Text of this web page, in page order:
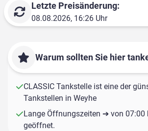
Letzte Preisänderung:
08.08.2026, 16:26 Uhr
Warum sollten Sie hier
CLASSIC Tankstelle ist eine der
Tankstellen in Weyhe
Lange Öffnungszeiten ➔ von 07:00
geöffnet.